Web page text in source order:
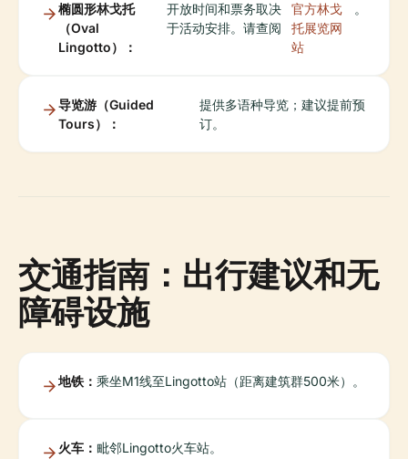
椭圆形林戈托
（Oval
Lingotto）：
开放时间和票务取决
于活动安排。请查阅
官方林戈
托展览网
站
。
导览游（Guided
Tours）：
提供多语种导览；建议提前预
订。
交通指南：出行建议和无
障碍设施
地铁： 乘坐M1线至Lingotto站（距离建筑群500米）。
火车： 毗邻Lingotto火车站。